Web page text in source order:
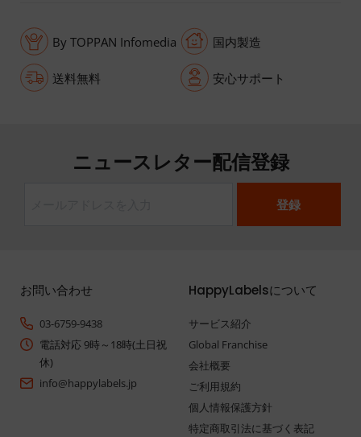
By TOPPAN Infomedia 国内製造
送料無料 安心サポート
ニュースレター配信登録
お問い合わせ
03-6759-9438
電話対応 9時～18時(土日祝
休)
info@happylabels.jp
HappyLabelsについて
サービス紹介
Global Franchise
会社概要
ご利用規約
個人情報保護方針
特定商取引法に基づく表記